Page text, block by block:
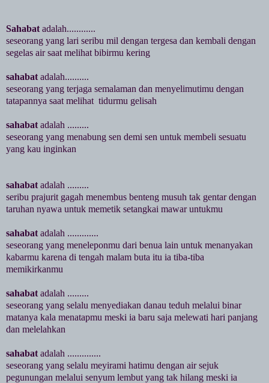
Sahabat adalah............
seseorang yang lari seribu mil dengan tergesa dan kembali dengan
segelas air saat melihat bibirmu kering
sahabat adalah..........
seseorang yang terjaga semalaman dan menyelimutimu dengan
tatapannya saat melihat tidurmu gelisah
sahabat adalah .........
seseorang yang menabung sen demi sen untuk membeli sesuatu
yang kau inginkan
sahabat adalah .........
seribu prajurit gagah menembus benteng musuh tak gentar dengan
taruhan nyawa untuk memetik setangkai mawar untukmu
sahabat adalah .............
seseorang yang meneleponmu dari benua lain untuk menanyakan
kabarmu karena di tengah malam buta itu ia tiba-tiba
memikirkanmu
sahabat adalah .........
seseorang yang selalu menyediakan danau teduh melalui binar
matanya kala menatapmu meski ia baru saja melewati hari panjang
dan melelahkan
sahabat adalah ..............
seseorang yang selalu meyirami hatimu dengan air sejuk
pegunungan melalui senyum lembut yang tak hilang meski ia